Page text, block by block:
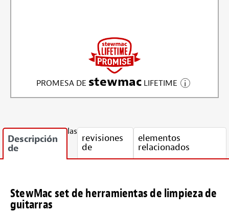
PROMESA DE stewmacLIFETIME
Descripción
de
las
revisiones
de
elementos
relacionados
StewMac set de herramientas de limpieza de
guitarras